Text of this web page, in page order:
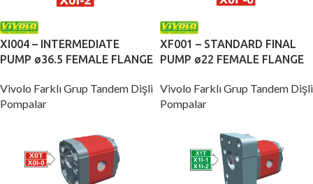
XI004 – INTERMEDIATE
PUMP ø36.5 FEMALE FLANGE
Vivolo Farklı Grup Tandem Dişli
Pompalar
XF001 – STANDARD FINAL
PUMP ø22 FEMALE FLANGE
Vivolo Farklı Grup Tandem Dişli
Pompalar